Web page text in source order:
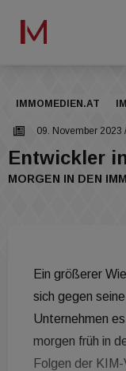
IMMOMEDIEN.AT
09. November 2023
Entwickler
MORGEN IN DEN
Ein größerer
sich gegen
Unternehmen
morgen früh in
Folgen der